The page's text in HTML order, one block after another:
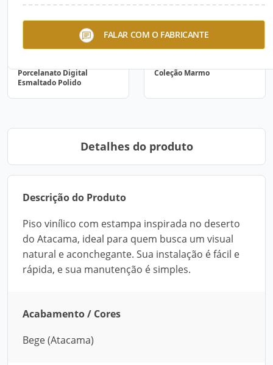
FALAR COM O FABRICANTE
Porcelanato Digital
Esmaltado Polido
Coleção Marmo
Detalhes do produto
Descrição do Produto
Piso vinílico com estampa inspirada no deserto
do Atacama, ideal para quem busca um visual
natural e aconchegante. Sua instalação é fácil e
rápida, e sua manutenção é simples.
Acabamento / Cores
Bege (Atacama)